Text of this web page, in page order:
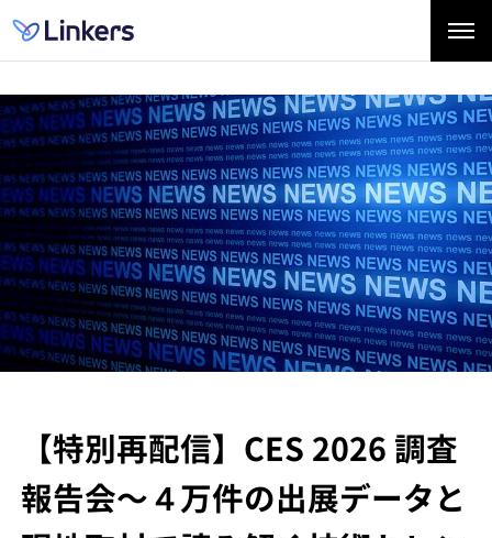
【特別再配信】 CES 2026 調査
報告会〜４万件の出展データと